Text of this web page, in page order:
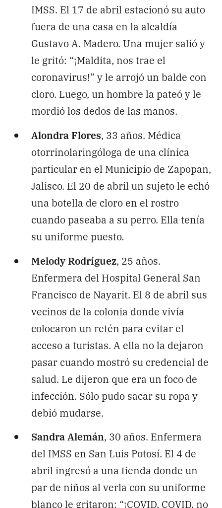
IMSS. El 17 de abril estacionó su auto
fuera de una casa en la alcaldía
Gustavo A. Madero. Una mujer salió y
le gritó: “¡Maldita, nos trae el
coronavirus!” y le arrojó un balde con
cloro. Luego, un hombre la pateó y le
mordió los dedos de las manos.
Alondra Flores, 33 años. Médica
otorrinolaringóloga de una clínica
particular en el Municipio de Zapopan,
Jalisco. El 20 de abril un sujeto le echó
una botella de cloro en el rostro
cuando paseaba a su perro. Ella tenía
su uniforme puesto.
Melody Rodríguez, 25 años.
Enfermera del Hospital General San
Francisco de Nayarit. El 8 de abril sus
vecinos de la colonia donde vivía
colocaron un retén para evitar el
acceso a turistas. A ella no la dejaron
pasar cuando mostró su credencial de
salud. Le dijeron que era un foco de
infección. Sólo pudo sacar su ropa y
debió mudarse.
Sandra Alemán, 30 años. Enfermera
del IMSS en San Luis Potosí. El 4 de
abril ingresó a una tienda donde un
par de niños al verla con su uniforme
blanco le gritaron: “¡COVID, COVID, no